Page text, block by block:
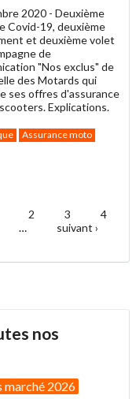
2020 - Deuxième
Covid-19, deuxième
et deuxième volet
de
"Nos exclus" de
des Motards qui
ses offres d'assurance
Explications.
Assurance moto
2 3
4
…
suivant ›
nos
marché 2026